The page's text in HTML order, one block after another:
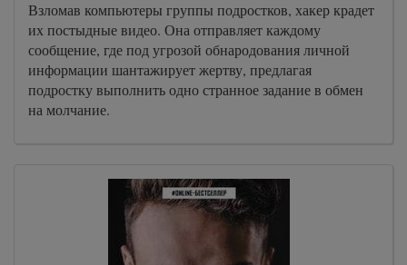
Взломав компьютеры группы подростков, хакер крадет
их постыдные видео. Она отправляет каждому
сообщение, где под угрозой обнародования личной
информации шантажирует жертву, предлагая
подростку выполнить одно странное задание в обмен
на молчание.